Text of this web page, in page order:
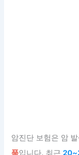
암진단 보험은 암
품입니다. 최근